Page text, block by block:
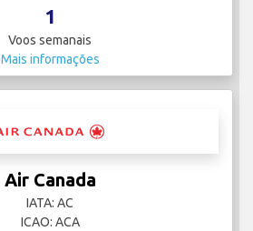
1
Voos semanais
Mais informações
Air Canada
IATA: AC
ICAO: ACA